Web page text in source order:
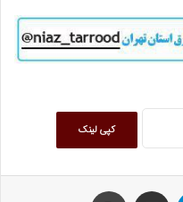
کپی لینک